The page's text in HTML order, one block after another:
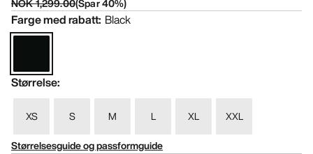
NOK 1,299.00(Spar40%)
Farge med rabatt: Black
Størrelse:
XS S M L XL
XXL
Størrelsesguide og passformguide